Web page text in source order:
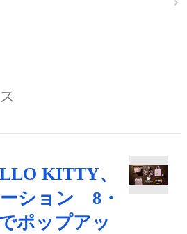
KITTY、
ション 8・
ポップアッ